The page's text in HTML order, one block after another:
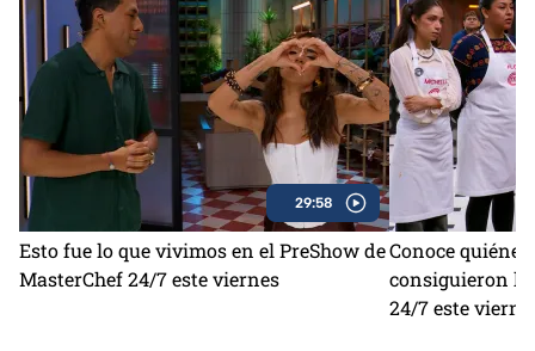
29:58
Esto fue lo que vivimos en el PreShow de
MasterChef 24/7 este viernes
Conoce
consiguieron la
24/7 este